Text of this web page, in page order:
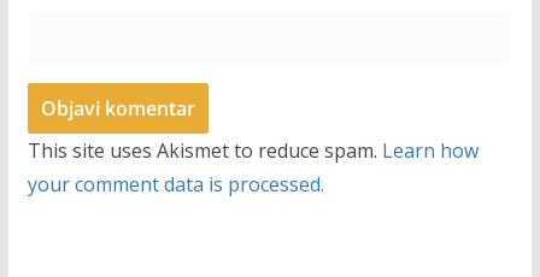
This site uses Akismet to reduce spam. Learn how
your comment data is processed.